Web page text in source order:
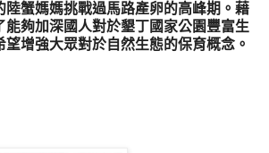
陸蟹媽媽挑戰過馬路產卵的高峰期。藉
能夠加深國人對於墾丁國家公園豐富生
增強大眾對於自然生態的保育概念。